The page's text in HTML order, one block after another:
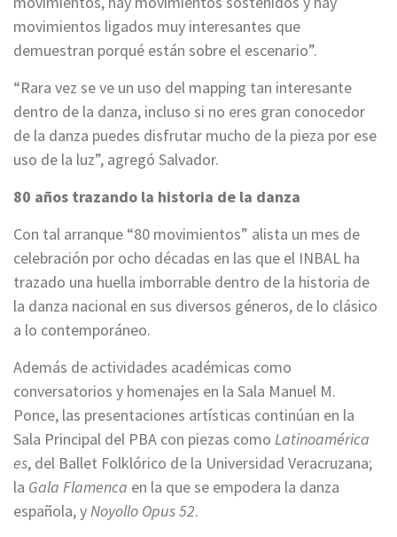
movimientos ligados muy interesantes que
demuestran porqué están sobre el escenario”.
“Rara vez se ve un uso del mapping tan interesante
dentro de la danza, incluso si no eres gran conocedor
de la danza puedes disfrutar mucho de la pieza por ese
uso de la luz”, agregó Salvador.
80 años trazando la historia de la danza
Con tal arranque “80 movimientos” alista un mes de
celebración por ocho décadas en las que el INBAL ha
trazado una huella imborrable dentro de la historia de
la danza nacional en sus diversos géneros, de lo clásico
a lo contemporáneo.
Además de actividades académicas como
conversatorios y homenajes en la Sala Manuel M.
Ponce, las presentaciones artísticas continúan en la
Sala Principal del PBA con piezas como Latinoamérica
es, del Ballet Folklórico de la Universidad Veracruzana;
la Gala Flamenca en la que se empodera la danza
española, yNoyollo Opus 52.